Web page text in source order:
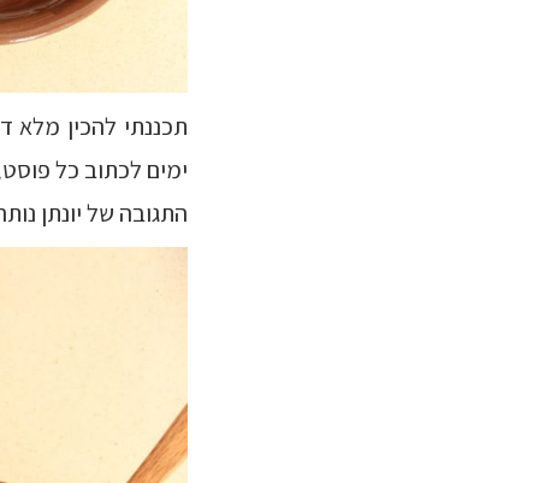
תכננתי להכין מלא
ימים לכתוב כל
התגובה של יונתן